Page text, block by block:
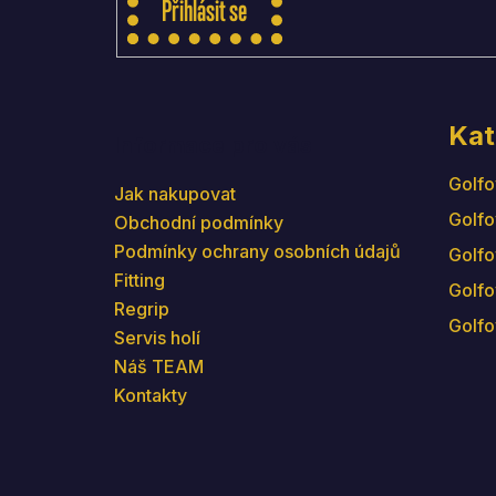
Přihlásit se
Jak nakupovat
Obchodní podmínky
Podmínky ochrany osobních údajů
Fitting
Regrip
Servis holí
Náš TEAM
Kontakty